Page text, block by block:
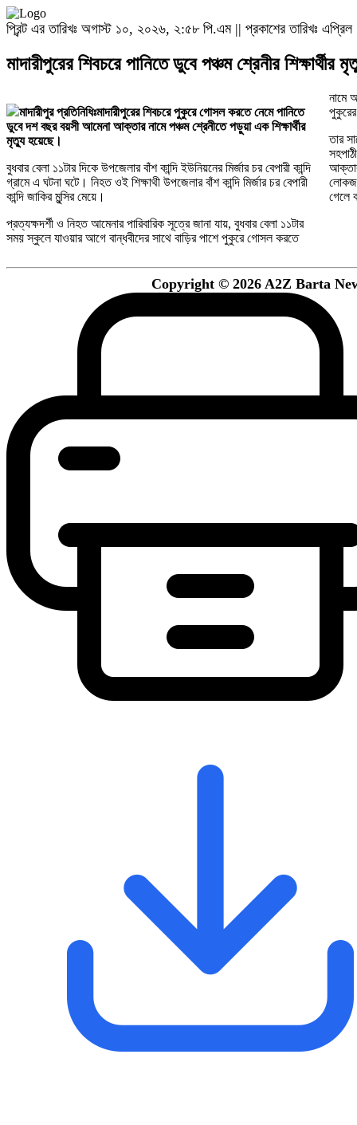
প্রিন্ট এর তারিখঃ অগাস্ট ১০, ২০২৬, ২:৫৮ পি.এম || প্রকাশের তারিখঃ
মাদারীপুরের শিবচরে পানিতে ডুবে পঞ্চম শ্রেনী‌র শিক্ষার্থীর
মাদারীপুর প্রতিনিধিঃমাদারীপুরের শিবচরে পুকুরে গোসল করতে নেমে পানিতে
ডুবে দশ বছর বয়সী আমেনা আক্তার নামে পঞ্চম শ্রেনীতে পড়ুয়া এক শিক্ষার্থীর
মৃত‌্যু হয়েছে।
বুধবার বেলা ১১টার দিকে উপজেলার বাঁশ কা‌ন্দি ইউনিয়নের মির্জার চর বেপারী কান্দি
গ্রামে এ ঘটনা ঘটে। ‌নিহত ওই শিক্ষাথী উপজেলার বাঁশ কা‌ন্দি মির্জার চর বেপারী
কা‌ন্দি জাকির মুন্সির মেয়ে।
প্রত্যক্ষদর্শী ও নিহত আমেনার পারিবারিক সূত্রে জানা যায়, বুধবার বেলা ১১টার
সময় স্কুলে যাওয়ার আগে বান্ধবীদের সাথে বা‌ড়ির পাশে পুকুরে গোসল করতে
নামে
তার
গেলে
Copyright © 2026 A2Z Barta